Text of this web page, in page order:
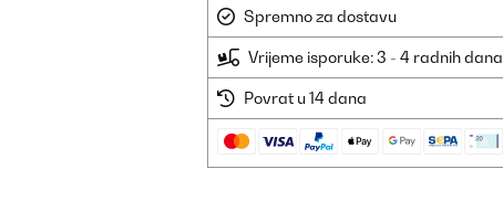
Spremno za dostavu
Vrijeme isporuke: 3 - 4 radnih dana
Povrat u 14 dana